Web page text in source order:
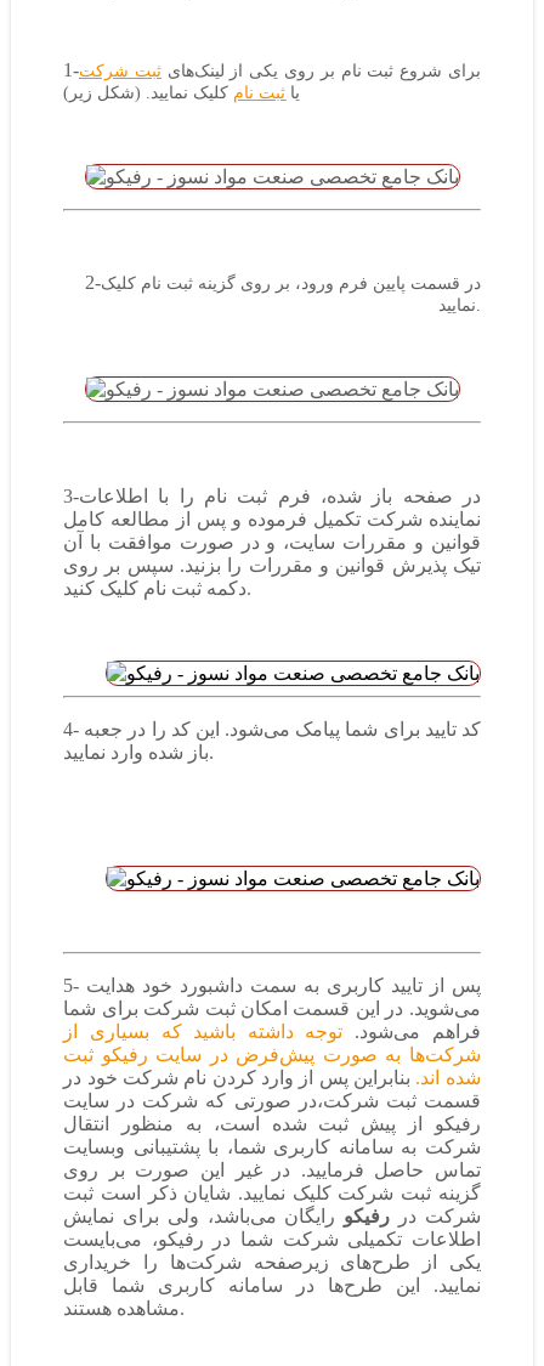
1- برای شروع ثبت نام بر روی یکی از لینک‌هایثبت شرکت
یا ثبت نام کلیک نمایید. (شکل زیر)
2-در قسمت پایین فرم ورود، بر روی گزینه ثبت نام کلیک
نمایید.
3-در صفحه باز شده، فرم ثبت نام را با اطلاعات
نماینده شرکت تکمیل فرموده و پس از مطالعه کامل
قوانین و مقررات سایت، و در صورت موافقت با آن
تیک پذیرش قوانین و مقررات را بزنید. سپس بر روی
دکمه ثبت نام کلیک کنید.
4- کد تایید برای شما پیامک می‌شود. این کد را در جعبه
باز شده وارد نمایید.
5- پس از تایید کاربری به سمت داشبورد خود هدایت
می‌شوید. در این قسمت امکان ثبت شرکت برای شما
فراهم می‌شود. توجه داشته باشید که بسیاری از
شرکت‌ها به صورت پیش‌فرض در سایت رفیکو ثبت
شده اند. بنابراین پس از وارد کردن نام شرکت خود در
قسمت ثبت شرکت،در صورتی که شرکت در سایت
رفیکو از پیش ثبت شده است، به منظور انتقال
شرکت به سامانه کاربری شما، با پشتیبانی وبسایت
تماس حاصل فرمایید. در غیر این صورت بر روی
گزینه ثبت شرکت کلیک نمایید. شایان ذکر است ثبت
شرکت در رفیکو رایگان می‌باشد، ولی برای نمایش
اطلاعات تکمیلی شرکت شما در رفیکو، می‌بایست
یکی از طرح‌های زیرصفحه شرکت‌ها را خریداری
نمایید. این طرح‌ها در سامانه کاربری شما قابل
مشاهده هستند.